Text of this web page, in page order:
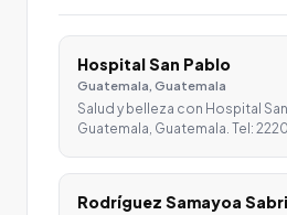
Hospital San Pablo
Guatemala, Guatemala
Salud y belleza con Hospital
Guatemala, Guatemala. Tel:
Rodríguez Samayoa